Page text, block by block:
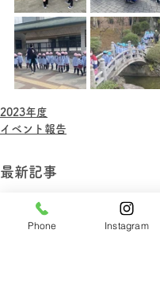
2023年度
イベント報告
最新記事
Phone Instagram